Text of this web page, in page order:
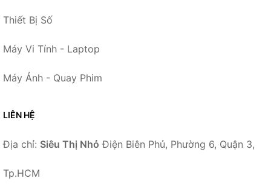
Thiết Bị Số
Máy Vi Tính - Laptop
Máy Ảnh - Quay Phim
LIÊN HỆ
Địa chỉ: Siêu Thị Nhỏ Điện Biên Phủ, Phường 6, Quận 3,
Tp.HCM